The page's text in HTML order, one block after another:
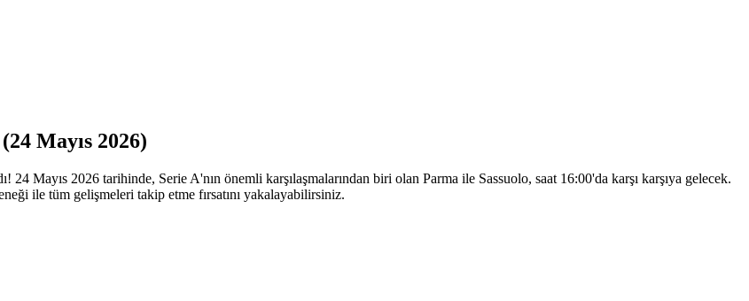
Mayıs 2026)
Mayıs 2026 tarihinde, Serie A'nın önemli karşılaşmalarından biri olan Parma ile Sassuolo, saat 16:00'da karşı karşıya gelecek.
ile tüm gelişmeleri takip etme fırsatını yakalayabilirsiniz.